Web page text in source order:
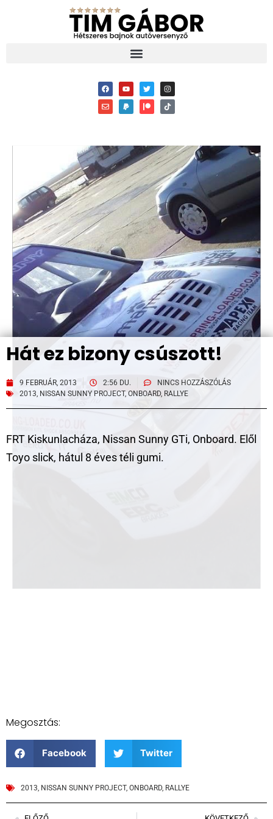
Hát ez bizony csúszott!
9 FEBRUÁR, 2013 2:56 DU.
NINCS HOZZÁSZÓLÁS
2013, NISSAN SUNNY PROJECT, ONBOARD, RALLYE
FRT Kiskunlacháza, Nissan Sunny GTi, Onboard. Elől
Toyo slick, hátul 8 éves téli gumi.
Megosztás:
Facebook Twitter
2013 NISSAN SUNNY PROJECT, ONBOARD, RALLYE